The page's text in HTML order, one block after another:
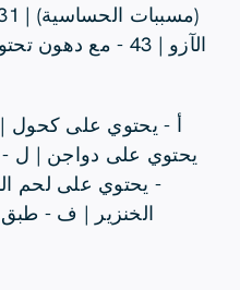
أ - يحتوي على
يحتوي على دواجن | ل
- يحتوي على لحم
الخنزير | ف -